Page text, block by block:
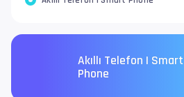
Akıllı Telefon | Smart
Phone